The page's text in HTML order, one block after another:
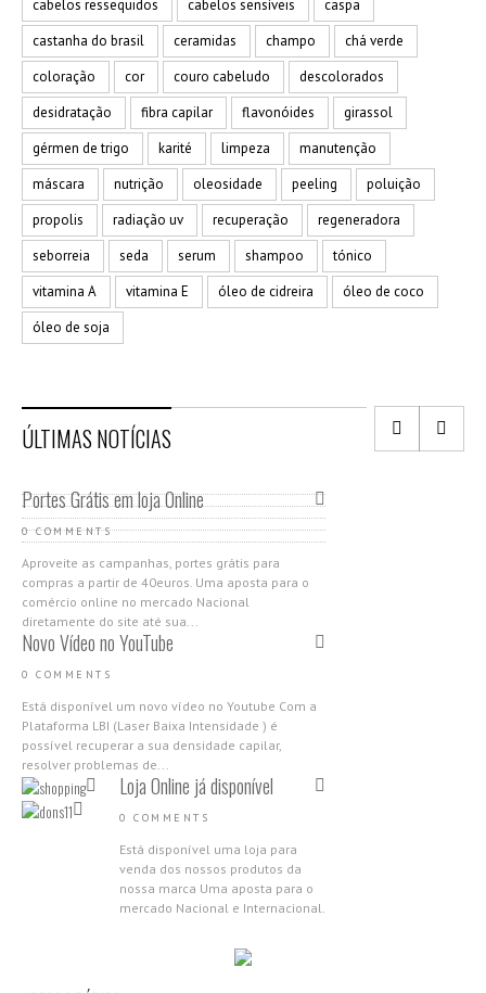
cabelos ressequidos
cabelos sensíveis
caspa
castanha do brasil
ceramidas champo
chá verde
coloração
cor couro cabeludo
descolorados
desidratação
fibra capilar flavonóides
girassol
gérmen de trigo
karité limpeza
manutenção
máscara
nutrição oleosidade peeling
poluição
propolis
radiação uv recuperação
regeneradora
seborreia
seda serum shampoo
tónico
vitamina A
vitamina E óleo de cidreira
óleo de coco
óleo de soja
ÚLTIMAS NOTÍCIAS
Portes Grátis em loja Online
0 COMMENTS
Aproveite as campanhas, portes grátis para
compras a partir de 40euros. Uma aposta para o
comércio online no mercado Nacional
diretamente do site até sua...
Novo Vídeo no YouTube
0 COMMENTS
Está disponível um novo vídeo no Youtube Com a
Plataforma LBI (Laser Baixa Intensidade ) é
possível recuperar a sua densidade capilar,
resolver problemas de...
Loja Online já disponível
0 COMMENTS
Está disponível uma loja para
venda dos nossos produtos da
nossa marca Uma aposta para o
mercado Nacional e Internacional.
Nova Gama Nano Molecular